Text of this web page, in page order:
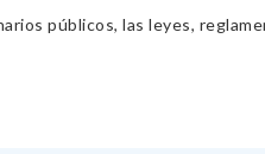
públicos, las leyes,